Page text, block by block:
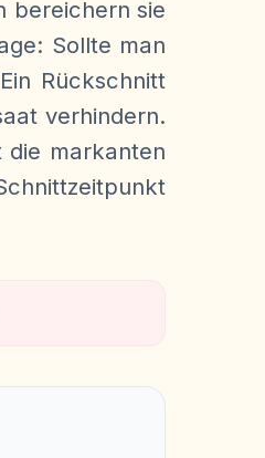
bereichern sie
Sollte man
Rückschnitt
verhindern.
die markanten